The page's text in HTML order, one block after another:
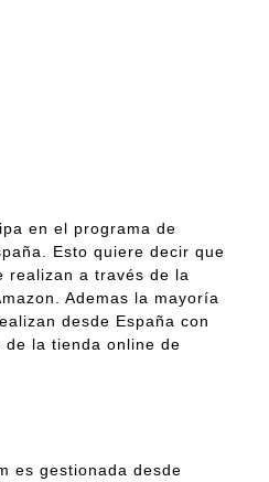
en el programa de
Esto quiere decir que
realizan a través de la
Ademas la mayoría
desde España con
de la tienda online de
es gestionada desde